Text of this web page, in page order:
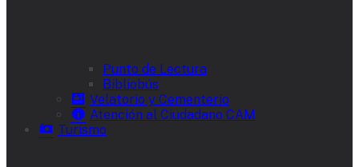
Punto de Lectura
Bibliobús
Velatorio y Cementerio
Atención al Ciudadano CAM
Turismo